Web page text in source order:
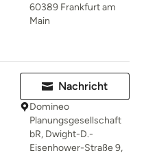
60389 Frankfurt am
Main
Nachricht
Domineo
Planungsgesellschaft
bR, Dwight-D.-
Eisenhower-Straße 9,